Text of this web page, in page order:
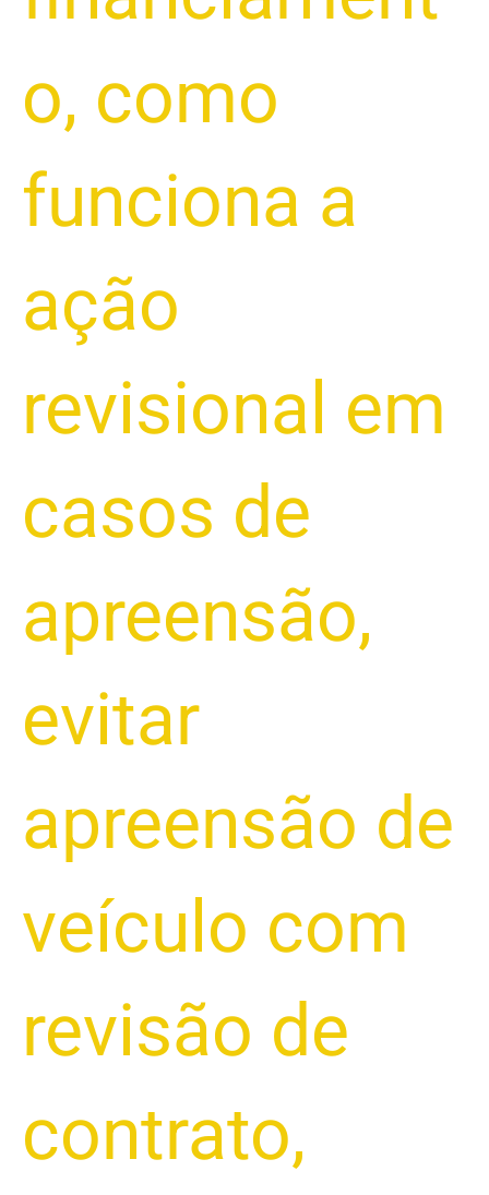
o, como
funciona a
ação
revisional em
casos de
apreensão,
evitar
apreensão de
veículo com
revisão de
contrato,